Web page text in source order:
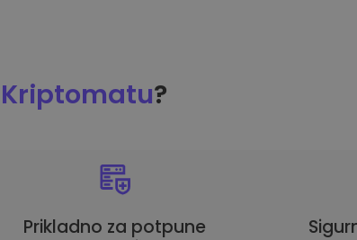
Kriptomatu?
Prikladno za potpune